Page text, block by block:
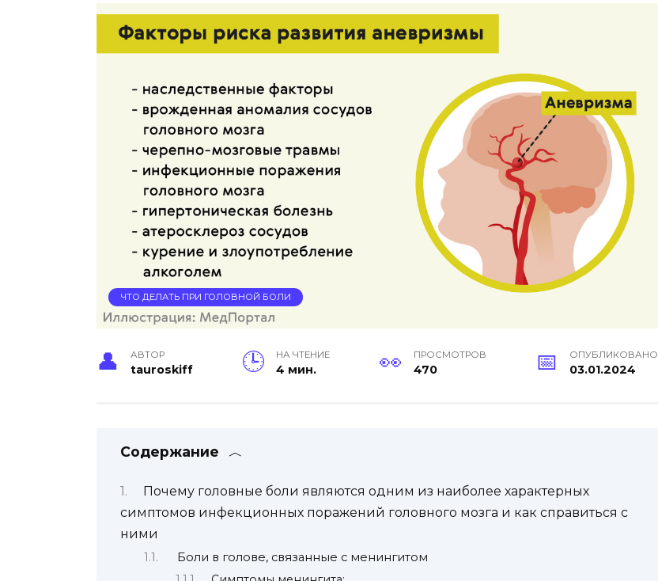
ЧТО ДЕЛАТЬ ПРИ ГОЛОВНОЙ БОЛИ
АВТОР
tauroskiff
НА ЧТЕНИЕ
4 мин.
ПРОСМОТРОВ
470
ОПУБЛИКОВАНО
03.01.2024
Содержание
Почему головные боли являются одним из наиболее характерных
симптомов инфекционных поражений головного мозга и как справиться с
ними
Боли в голове, связанные с менингитом